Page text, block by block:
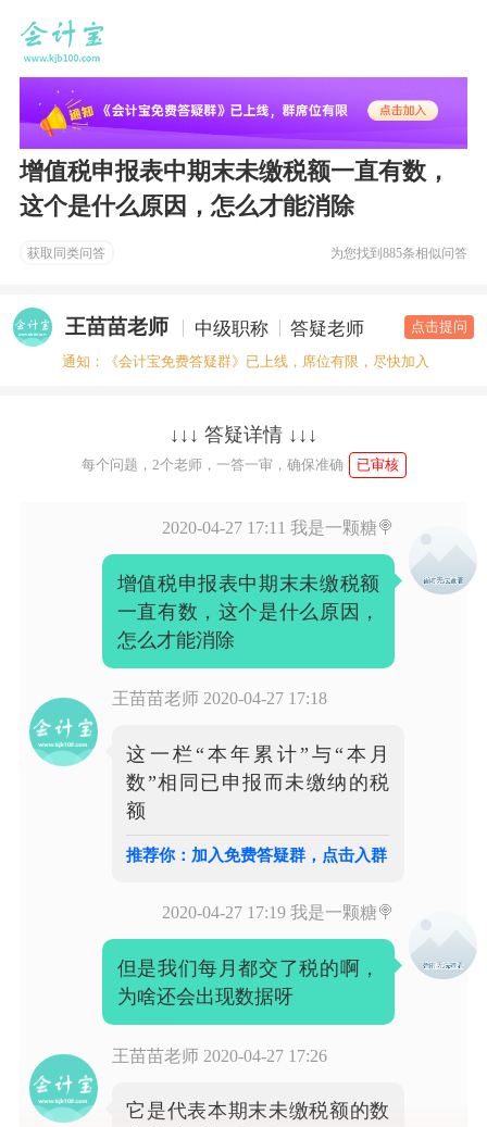
增值税申报表中期末未缴税额一直有数，
这个是什么原因，怎么才能消除
获取同类问答 为您找到885条相似问答
王苗苗老师 中级职称 答疑老师 点击提问
通知：《会计宝免费答疑群》已上线，席位有限，尽快加入
↓↓↓ 答疑详情 ↓↓↓
每个问题，2个老师，一答一审，确保准确 已审核
2020-04-27 17:11 我是一颗糖🍭
增值税申报表中期末未缴税额
一直有数，这个是什么原因，
怎么才能消除
王苗苗老师 2020-04-27 17:18
这一栏“本年累计”与“本月
数”相同已申报而未缴纳的税
额
推荐你：加入免费答疑群，点击入群
2020-04-27 17:19 我是一颗糖🍭
但是我们每月都交了税的啊，
为啥还会出现数据呀
王苗苗老师 2020-04-27 17:26
它是代表本期末未缴税额的数